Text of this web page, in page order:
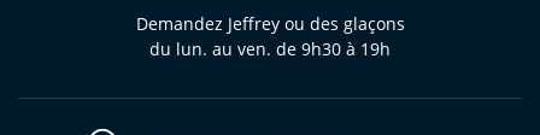
Demandez Jeffrey ou des glaçons
du lun. au ven. de 9h30 à 19h